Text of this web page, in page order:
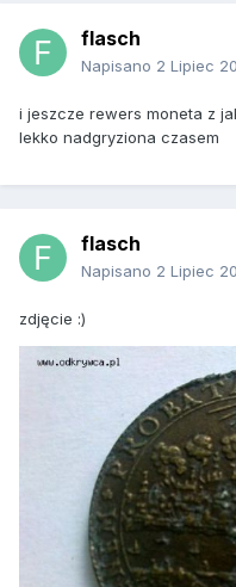
flasch
Napisano 2 Lipiec
i jeszcze rewers moneta z
lekko nadgryziona czasem
flasch
Napisano 2 Lipiec
zdjęcie :)